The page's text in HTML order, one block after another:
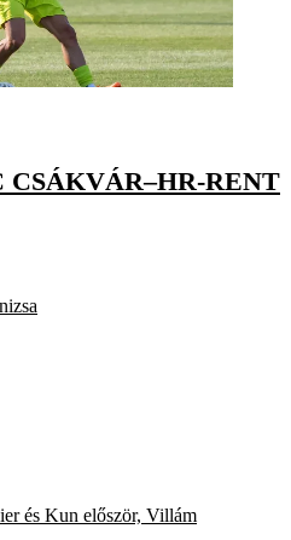
RENT
és Kun először, Villám